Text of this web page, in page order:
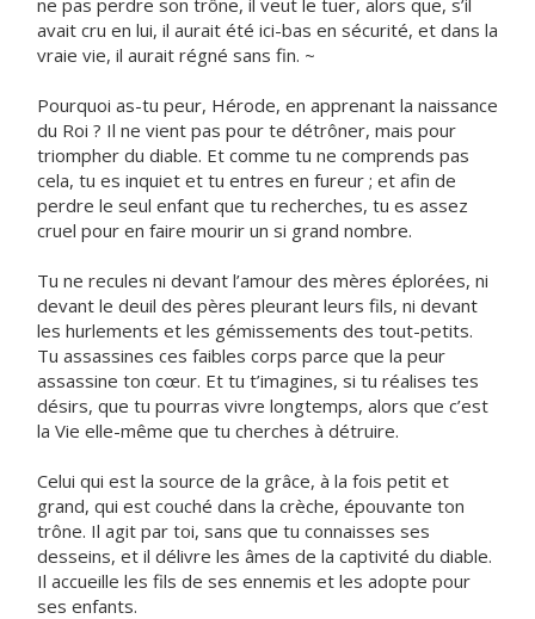
ne pas perdre son trône, il veut le tuer, alors que, s’il
avait cru en lui, il aurait été ici-bas en sécurité, et dans la
vraie vie, il aurait régné sans fin. ~
Pourquoi as-tu peur, Hérode, en apprenant la naissance
du Roi ? Il ne vient pas pour te détrôner, mais pour
triompher du diable. Et comme tu ne comprends pas
cela, tu es inquiet et tu entres en fureur ; et afin de
perdre le seul enfant que tu recherches, tu es assez
cruel pour en faire mourir un si grand nombre.
Tu ne recules ni devant l’amour des mères éplorées, ni
devant le deuil des pères pleurant leurs fils, ni devant
les hurlements et les gémissements des tout-petits.
Tu assassines ces faibles corps parce que la peur
assassine ton cœur. Et tu t’imagines, si tu réalises tes
désirs, que tu pourras vivre longtemps, alors que c’est
la Vie elle-même que tu cherches à détruire.
Celui qui est la source de la grâce, à la fois petit et
grand, qui est couché dans la crèche, épouvante ton
trône. Il agit par toi, sans que tu connaisses ses
desseins, et il délivre les âmes de la captivité du diable.
Il accueille les fils de ses ennemis et les adopte pour
ses enfants.